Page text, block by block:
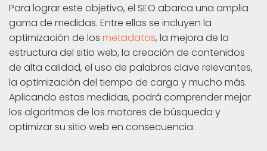
Para lograr este objetivo, el SEO abarca una amplia
gama de medidas. Entre ellas se incluyen la
optimización de los metadatos, la mejora de la
estructura del sitio web, la creación de contenidos
de alta calidad, el uso de palabras clave relevantes,
la optimización del tiempo de carga y mucho más.
Aplicando estas medidas, podrá comprender mejor
los algoritmos de los motores de búsqueda y
optimizar su sitio web en consecuencia.